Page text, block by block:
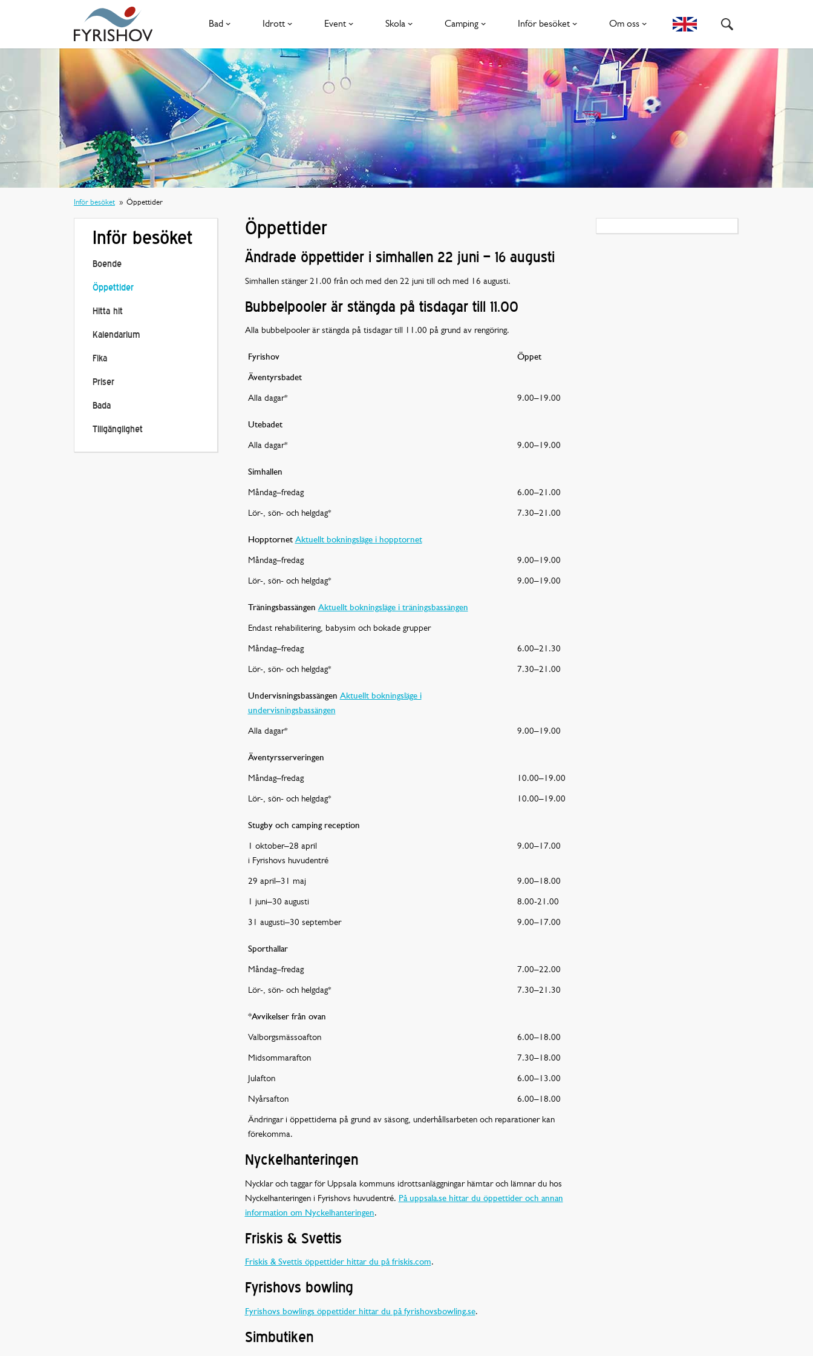
Bad Idrott Event Skola Camping Inför besöket Om oss
Inför besöket Öppettider
Inför besöket
Boende
Öppettider
Hitta hit
Kalendarium
Fika
Priser
Bada
Tillgänglighet
Öppettider
Ändrade öppettider i simhallen 22 juni – 16 augusti
Simhallen stänger 21.00 från och med den 22 juni till och med 16 augusti.
Bubbelpooler är stängda på tisdagar till 11.00
Alla bubbelpooler är stängda på tisdagar till 11.00 på grund av rengöring.
Fyrishov Öppet
Äventyrsbadet
Alla dagar* 9.00–19.00
Utebadet
Alla dagar* 9.00–19.00
Simhallen
Måndag–fredag 6.00–21.00
Lör-, sön- och helgdag* 7.30–21.00
Hopptornet Aktuellt bokningsläge i hopptornet
Måndag–fredag 9.00–19.00
Lör-, sön- och helgdag* 9.00–19.00
Träningsbassängen Aktuellt bokningsläge i träningsbassängen
Endast rehabilitering, babysim och bokade grupper
Måndag–fredag 6.00–21.30
Lör-, sön- och helgdag* 7.30–21.00
Undervisningsbassängen Aktuellt bokningsläge i
undervisningsbassängen
Alla dagar* 9.00–19.00
Äventyrsserveringen
Måndag–fredag 10.00–19.00
Lör-, sön- och helgdag* 10.00–19.00
Stugby och camping reception
1 oktober–28 april
i Fyrishovs huvudentré
9.00–17.00
29 april–31 maj 9.00–18.00
1 juni–30 augusti 8.00-21.00
31 augusti–30 september 9.00–17.00
Sporthallar
Måndag–fredag 7.00–22.00
Lör-, sön- och helgdag* 7.30–21.30
*Avvikelser från ovan
Valborgsmässoafton 6.00–18.00
Midsommarafton 7.30–18.00
Julafton 6.00–13.00
Nyårsafton 6.00–18.00
Ändringar i öppettiderna på grund av säsong, underhållsarbeten och reparationer kan
förekomma.
Nyckelhanteringen
Nycklar och taggar för Uppsala kommuns idrottsanläggningar hämtar och lämnar du hos
Nyckelhanteringen i Fyrishovs huvudentré. På uppsala.se hittar du öppettider och annan
information om Nyckelhanteringen.
Friskis & Svettis
Friskis & Svettis öppettider hittar du på friskis.com.
Fyrishovs bowling
Fyrishovs bowlings öppettider hittar du på fyrishovsbowling.se.
Simbutiken